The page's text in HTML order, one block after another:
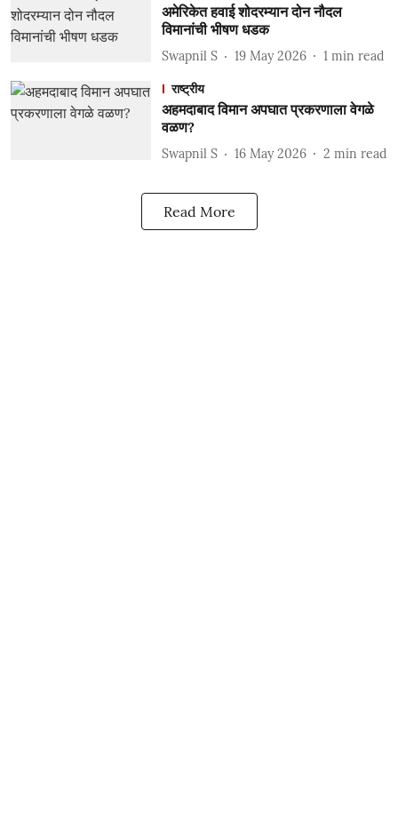
अमेरिकेत हवाई शोदरम्यान दोन नौदल
विमानांची भीषण धडक
Swapnil S 19 May 2026 1 min read
राष्ट्रीय
अहमदाबाद विमान अपघात प्रकरणाला वेगळे
वळण?
Swapnil S 16 May 2026 2 min read
Read More